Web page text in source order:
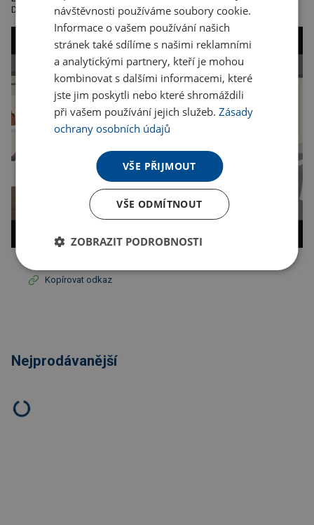
Dodáváno v dárkovém balení Avenue. Nerezová ocel.
Kopírovat odkaz
Nejprodávanější
návštěvnosti používáme soubory cookie.
Informace o vašem používání našich
stránek také sdílíme s našimi reklamními
a analytickými partnery, kteří je mohou
kombinovat s dalšími informacemi, které
jste jim poskytli nebo které shromáždili
při vašem používání jejich služeb.Zásady
ochrany osobních údajů
VŠE PŘIJMOUT
VŠE ODMÍTNOUT
ZOBRAZIT PODROBNOSTI